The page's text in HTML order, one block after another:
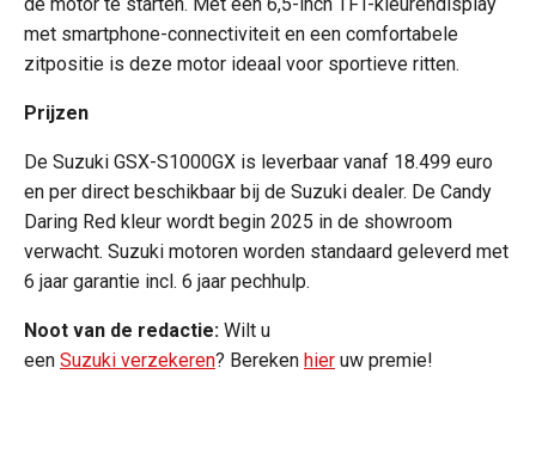
de motor te starten. Met een 6,5-inch TFT-kleurendisplay
met smartphone-connectiviteit en een comfortabele
zitpositie is deze motor ideaal voor sportieve ritten.
Prijzen
De Suzuki GSX-S1000GX is leverbaar vanaf 18.499 euro
en per direct beschikbaar bij de Suzuki dealer. De Candy
Daring Red kleur wordt begin 2025 in de showroom
verwacht. Suzuki motoren worden standaard geleverd met
6 jaar garantie incl. 6 jaar pechhulp.
Noot van de redactie: Wilt u
een Suzuki verzekeren? Bereken hier uw premie!